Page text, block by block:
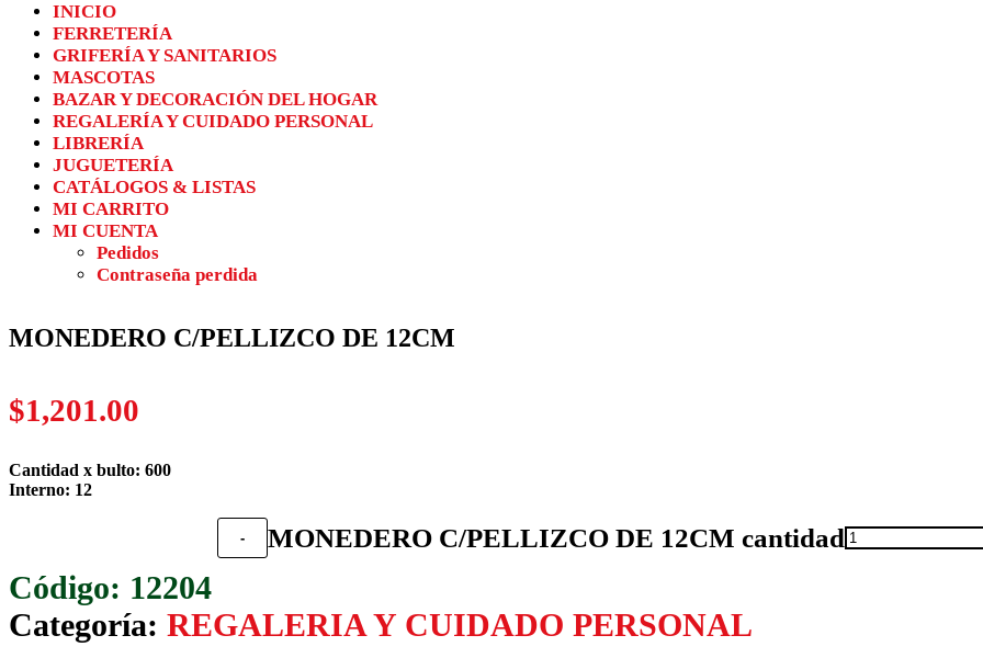
INICIO
FERRETERÍA
GRIFERÍA Y SANITARIOS
MASCOTAS
BAZAR Y DECORACIÓN DEL HOGAR
REGALERÍA Y CUIDADO PERSONAL
LIBRERÍA
JUGUETERÍA
CATÁLOGOS & LISTAS
MI CARRITO
MI CUENTA
Pedidos
Contraseña perdida
MONEDERO C/PELLIZCO DE 12CM
$1,201.00
Cantidad x bulto: 600
Interno: 12
- MONEDERO C/PELLIZCO DE 12CM cantidad
12204
Categoría: REGALERIA Y CUIDADO PERSONAL